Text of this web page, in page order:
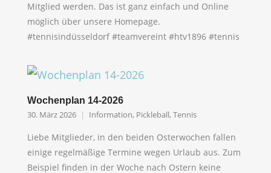
Mitglied werden. Das ist ganz einfach und Online
möglich über unsere Homepage.
#tennisindüsseldorf #teamvereint #htv1896 #tennis
Wochenplan 14-2026
30. März 2026 Information, Pickleball, Tennis
Liebe Mitglieder, in den beiden Osterwochen fallen
einige regelmäßige Termine wegen Urlaub aus. Zum
Beispiel finden in der Woche nach Ostern keine